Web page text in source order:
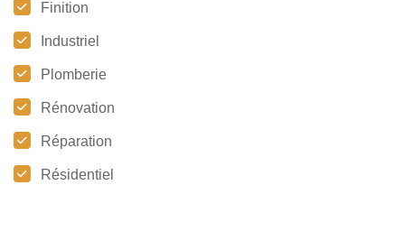
Finition
Industriel
Plomberie
Rénovation
Réparation
Résidentiel